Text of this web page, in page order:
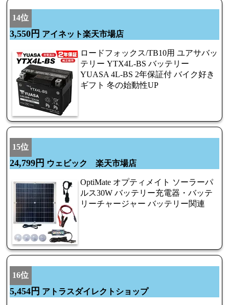
14位
3,550円 アイネット楽天市場店
ロードフォックス/TB10用 ユアサバッ
テリー YTX4L-BS バッテリー
YUASA 4L-BS 2年保証付 バイク好き
ギフト 冬の始動性UP
15位
24,799円 ウェビック 楽天市場店
OptiMate オプティメイト ソーラーパ
ルス30W バッテリー充電器・バッテ
リーチャージャー バッテリー関連
16位
5,454円 アトラスダイレクトショップ